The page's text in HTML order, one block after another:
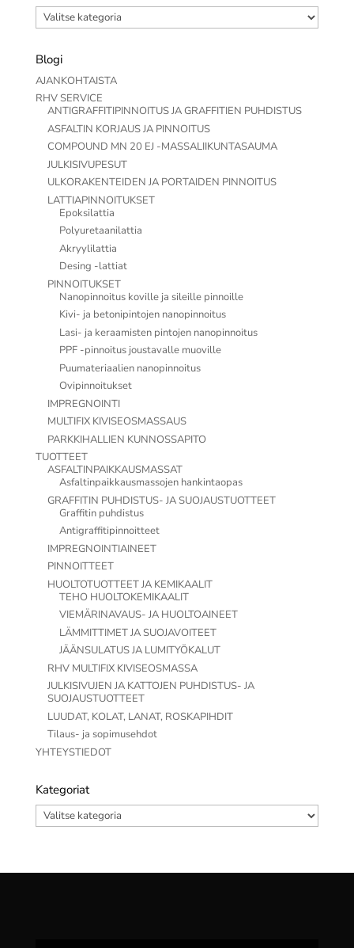
Kategoriat
Blogi
AJANKOHTAISTA
RHV SERVICE
ANTIGRAFFITIPINNOITUS JA GRAFFITIEN PUHDISTUS
ASFALTIN KORJAUS JA PINNOITUS
COMPOUND MN 20 EJ -MASSALIIKUNTASAUMA
JULKISIVUPESUT
ULKORAKENTEIDEN JA PORTAIDEN PINNOITUS
LATTIAPINNOITUKSET
Epoksilattia
Polyuretaanilattia
Akryylilattia
Desing -lattiat
PINNOITUKSET
Nanopinnoitus koville ja sileille pinnoille
Kivi- ja betonipintojen nanopinnoitus
Lasi- ja keraamisten pintojen nanopinnoitus
PPF -pinnoitus joustavalle muoville
Puumateriaalien nanopinnoitus
Ovipinnoitukset
IMPREGNOINTI
MULTIFIX KIVISEOSMASSAUS
PARKKIHALLIEN KUNNOSSAPITO
TUOTTEET
ASFALTINPAIKKAUSMASSAT
Asfaltinpaikkausmassojen hankintaopas
GRAFFITIN PUHDISTUS- JA SUOJAUSTUOTTEET
Graffitin puhdistus
Antigraffitipinnoitteet
IMPREGNOINTIAINEET
PINNOITTEET
HUOLTOTUOTTEET JA KEMIKAALIT
TEHO HUOLTOKEMIKAALIT
VIEMÄRINAVAUS- JA HUOLTOAINEET
LÄMMITTIMET JA SUOJAVOITEET
JÄÄNSULATUS JA LUMITYÖKALUT
RHV MULTIFIX KIVISEOSMASSA
JULKISIVUJEN JA KATTOJEN PUHDISTUS- JA
SUOJAUSTUOTTEET
LUUDAT, KOLAT, LANAT, ROSKAPIHDIT
Tilaus- ja sopimusehdot
YHTEYSTIEDOT
Kategoriat
Kategoriat